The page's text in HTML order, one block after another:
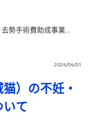
飼い主のいない猫（地域猫）の不妊・去勢手術費助成事業について
2024/04/01
）の不妊・
て